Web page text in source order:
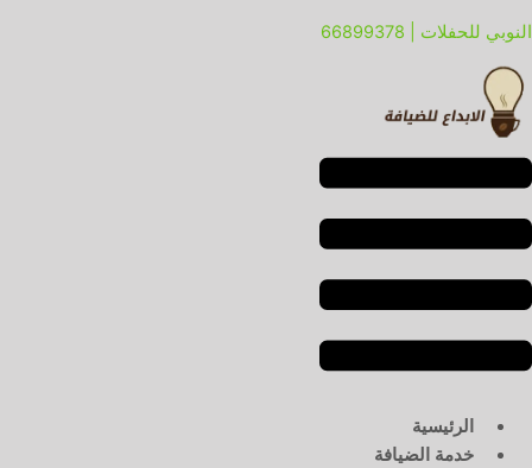
إلى
المحتوى
النوبي للحفلات | 66899378
الرئيسية
خدمة الضيافة